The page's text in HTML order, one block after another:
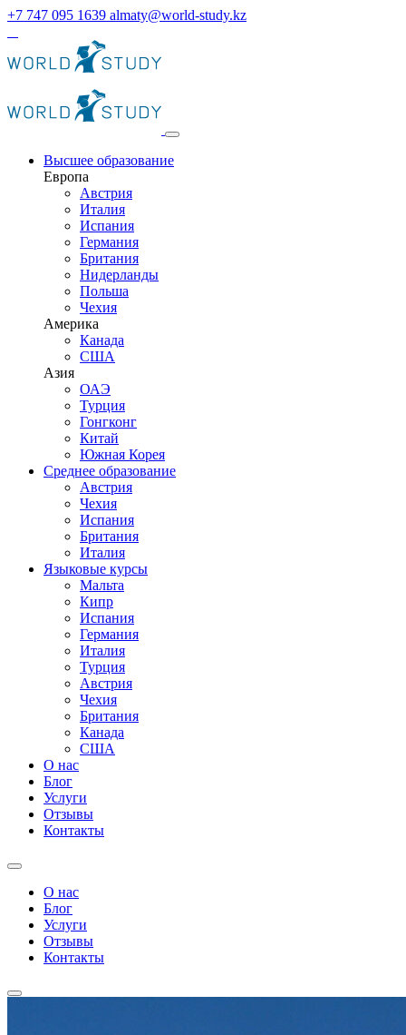
+7 747 095 1639 almaty@world-study.kz
Высшее образование
Европа
Австрия
Италия
Испания
Германия
Британия
Нидерланды
Польша
Чехия
Америка
Канада
США
Азия
ОАЭ
Турция
Гонгконг
Китай
Южная Корея
Среднее образование
Австрия
Чехия
Испания
Британия
Италия
Языковые курсы
Мальта
Кипр
Испания
Германия
Италия
Турция
Австрия
Чехия
Британия
Канада
США
О нас
Блог
Услуги
Отзывы
Контакты
О нас
Блог
Услуги
Отзывы
Контакты